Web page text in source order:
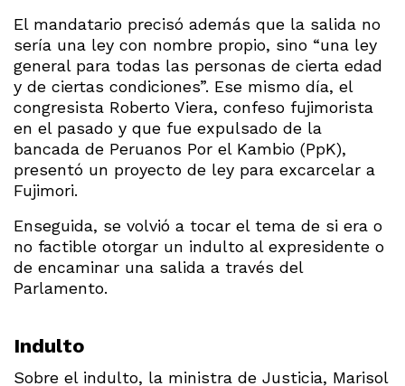
El mandatario precisó además que la salida no
sería una ley con nombre propio, sino “una ley
general para todas las personas de cierta edad
y de ciertas condiciones”. Ese mismo día, el
congresista Roberto Viera, confeso fujimorista
en el pasado y que fue expulsado de la
bancada de Peruanos Por el Kambio (PpK),
presentó un proyecto de ley para excarcelar a
Fujimori.
Enseguida, se volvió a tocar el tema de si era o
no factible otorgar un indulto al expresidente o
de encaminar una salida a través del
Parlamento.
Indulto
Sobre el indulto, la ministra de Justicia, Marisol